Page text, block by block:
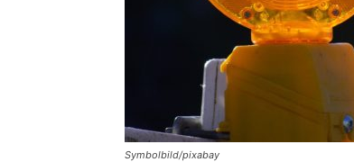
Symbolbild/pixabay